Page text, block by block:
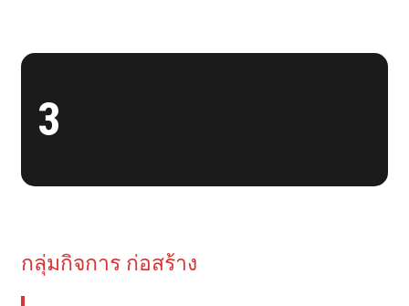
3
กลุ่มกิจการ ก่อสร้าง